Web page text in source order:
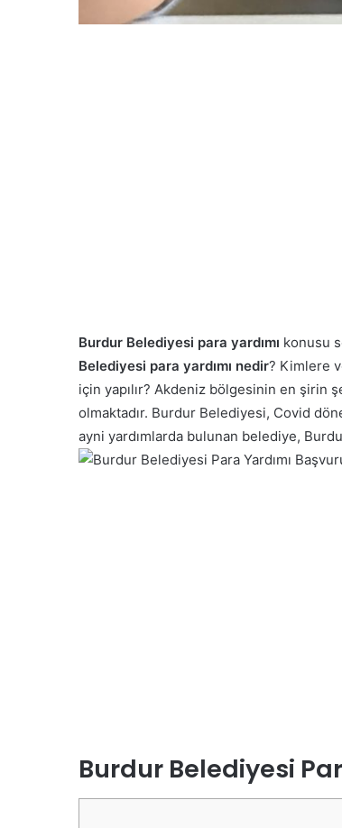
Burdur Belediyesi para yardımı konusu
Belediyesi para yardımı nedir? Kimlere
için yapılır? Akdeniz bölgesinin en şirin
olmaktadır. Burdur Belediyesi, Covid
ayni yardımlarda bulunan belediye,
Burdur Belediyesi